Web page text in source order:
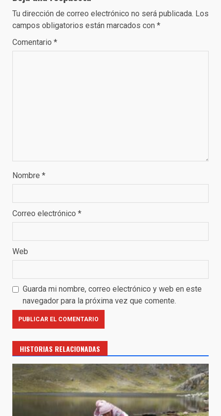
Tu dirección de correo electrónico no será publicada. Los
campos obligatorios están marcados con *
Comentario *
Nombre *
Correo electrónico *
Web
Guarda mi nombre, correo electrónico y web en este
navegador para la próxima vez que comente.
HISTORIAS RELACIONADAS